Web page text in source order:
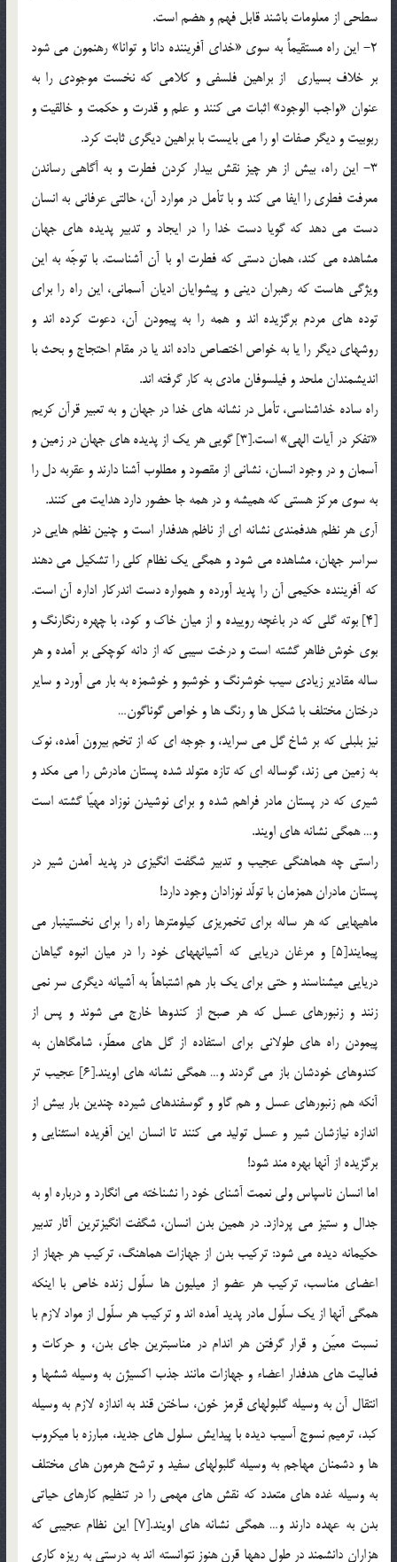
سطحي از معلومات باشند قابل فهم و هضم است.
2- اين راه مستقيماً به سوي «خداي آفريننده دانا و توانا» رهنمون مي شود
بر خلاف بسياري از براهين فلسفي و كلامي كه نخست موجودي را به
عنوان «واجب الوجود» اثبات مي كنند و علم و قدرت و حكمت و خالقيت و
ربوبيت و ديگر صفات او را مي بايست با براهين ديگري ثابت كرد.
3- اين راه، بيش از هر چيز نقش بيدار كردن فطرت و به آگاهي رساندن
معرفت فطري را ايفا مي كند و با تأمل در موارد آن، حالتي عرفاني به انسان
دست مي دهد كه گويا دست خدا را در ايجاد و تدبير پديده هاي جهان
مشاهده مي كند، همان دستي كه فطرت او با آن آشناست. با توجّه به اين
ويژگي هاست كه رهبران ديني و پيشوايان اديان آسماني، اين راه را براي
توده هاي مردم برگزيده اند و همه را به پيمودن آن، دعوت كرده اند و
روشهاي ديگر را يا به خواص اختصاص داده اند يا در مقام احتجاج و بحث با
انديشمندان ملحد و فيلسوفان مادي به كار گرفته اند.
راه ساده خداشناسي، تأمل در نشانه هاي خدا در جهان و به تعبير قرآن كريم
«تفكر در آيات الهي» است.[3] گويي هر يك از پديده هاي جهان در زمين و
آسمان و در وجود انسان، نشاني از مقصود و مطلوب آشنا دارند و عقربه دل را
به سوي مركز هستي كه هميشه و در همه جا حضور دارد هدايت مي كنند.
آري هر نظم هدفمندي نشانه اي از ناظم هدفدار است و چنين نظم هايي در
سراسر جهان، مشاهده مي شود و همگي يك نظام كلي را تشكيل مي دهند
كه آفريننده حكيمي آن را پديد آورده و همواره دست اندركار اداره آن است.
[4] بوته گلي كه در باغچه روييده و از ميان خاك و كود، با چهره رنگارنگ و
بوي خوش ظاهر گشته است و درخت سيبي كه از دانه كوچكي بر آمده و هر
ساله مقادير زيادي سيب خوشرنگ و خوشبو و خوشمزه به بار مي آورد و ساير
درختان مختلف با شكل ها و رنگ ها و خواص گوناگون…
نيز بلبلي كه بر شاخ گل مي سرايد، و جوجه اي كه از تخم بيرون آمده، نوك
به زمين مي زند، گوساله اي كه تازه متولد شده پستان مادرش را مي مكد و
شيري كه در پستان مادر فراهم شده و براي نوشيدن نوزاد مهيّا گشته است
و… همگي نشانه هاي اويند.
راستي چه هماهنگي عجيب و تدبير شگفت انگيزي در پديد آمدن شير در
پستان مادران همزمان با تولّد نوزادان وجود دارد!
ماهي­هايي كه هر ساله براي تخم­ريزي كيلومترها راه را براي نخستين­بار مي
پيمايند[5] و مرغان دريايي كه آشيانه­هاي خود را در ميان انبوه گياهان
دريايي مي­شناسند و حتي براي يك بار هم اشتباهاً به آشيانه ديگري سر نمي
زنند و زنبورهاي عسل كه هر صبح از كندوها خارج مي شوند و پس از
پيمودن راه هاي طولاني براي استفاده از گل هاي معطّر، شامگاهان به
كندوهاي خودشان باز مي گردند و… همگي نشانه هاي اويند.[6] عجيب تر
آنكه هم زنبورهاي عسل و هم گاو و گوسفندهاي شيرده چندين بار بيش از
اندازه نيازشان شير و عسل توليد مي كنند تا انسان اين آفريده استثنايي و
برگزيده از آنها بهره مند شود!
اما انسان ناسپاس ولي نعمت آشناي خود را نشناخته مي انگارد و درباره او به
جدال و ستيز مي پردازد. در همين بدن انسان، شگفت انگيزترين آثار تدبير
حكيمانه ديده مي شود: تركيب بدن از جهازات هماهنگ، تركيب هر جهاز از
اعضاي مناسب، تركيب هر عضو از ميليون ها سلّول زنده خاص با اينكه
همگي آنها از يك سلّول مادر پديد آمده اند و تركيب هر سلّول از مواد لازم با
نسبت معيّن و قرار گرفتن هر اندام در مناسبترين جاي بدن، و حركات و
فعاليت هاي هدفدار اعضاء و جهازات مانند جذب اكسيژن به وسيله ششها و
انتقال آن به وسيله گلبولهاي قرمز خون، ساختن قند به اندازه لازم به وسيله
كبد، ترميم نسوج آسيب ديده با پيدايش سلول هاي جديد، مبارزه با ميكروب
ها و دشمنان مهاجم به وسيله گلبولهاي سفيد و ترشح هرمون هاي مختلف
به وسيله غده هاي متعدد كه نقش هاي مهمي را در تنظيم كارهاي حياتي
بدن به عهده دارند و… همگي نشانه هاي اويند.[7] اين نظام عجيبي كه
هزاران دانشمند در طول دهها قرن هنوز نتوانسته اند به درستي به ريزه كاري